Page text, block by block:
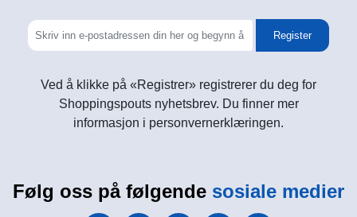
Register
Ved å klikke på «Registrer» registrerer du deg for
Shoppingspouts nyhetsbrev. Du finner mer
informasjon i personvernerklæringen.
Følg oss på følgende sosiale medier